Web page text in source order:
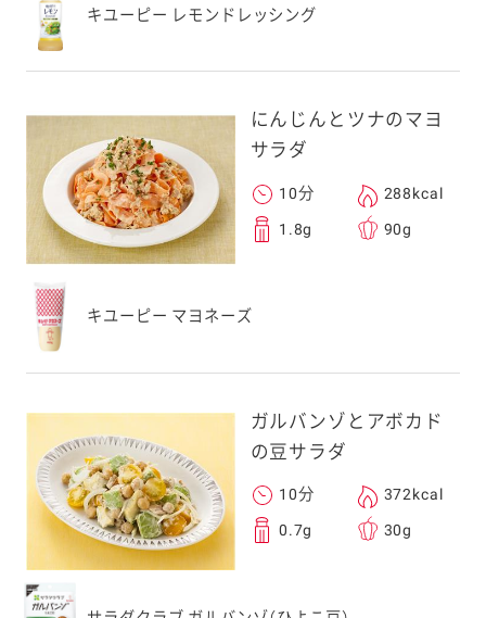
キユーピー レモンドレッシング
にんじんとツナのマヨ
サラダ
10分 288kcal
1.8g 90g
キユーピー マヨネーズ
ガルバンゾとアボカド
の豆サラダ
10分 372kcal
0.7g 30g